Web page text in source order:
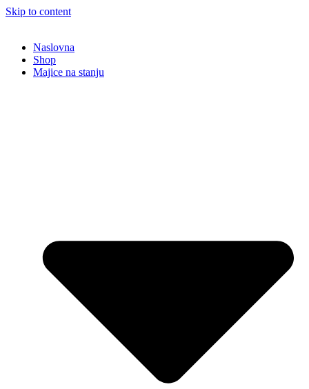
Skip to content
Naslovna
Shop
Majice na stanju